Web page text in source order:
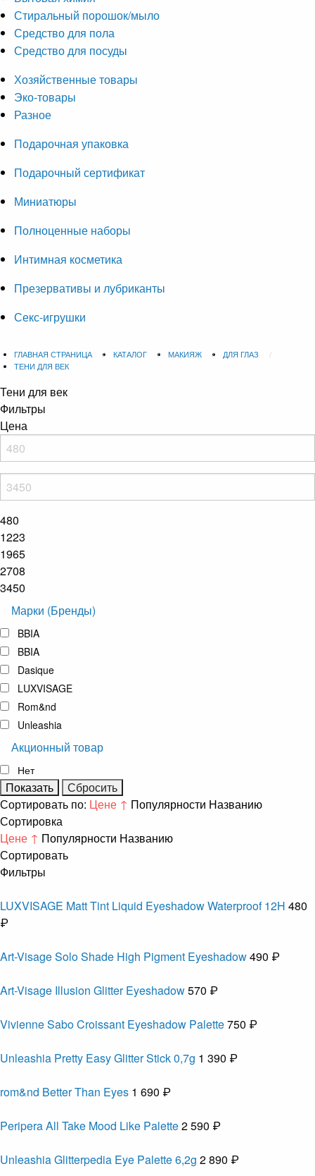
Стиральный порошок/мыло
Средство для пола
Средство для посуды
Хозяйственные товары
Эко-товары
Разное
Подарочная упаковка
Подарочный сертификат
Миниатюры
Полноценные наборы
Интимная косметика
Презервативы и лубриканты
Секс-игрушки
ГЛАВНАЯ СТРАНИЦА КАТАЛОГ МАКИЯЖ
ДЛЯ ГЛАЗ
ТЕНИ ДЛЯ ВЕК
Тени для век
Фильтры
Цена
480
1223
1965
2708
3450
Марки (Бренды)
BBIA
BBIA
Dasique
LUXVISAGE
Rom&nd
Unleashia
Акционный товар
Нет
Сортировать по: Цене ↑ Популярности Названию
Сортировка
Цене ↑ Популярности Названию
Сортировать
Фильтры
LUXVISAGE Matt Tint Liquid Eyeshadow Waterproof 12H 480
₽
Art-Visage Solo Shade High Pigment Eyeshadow490 ₽
Art-Visage Illusion Glitter Eyeshadow570 ₽
Vivienne Sabo Croissant Eyeshadow Palette750 ₽
Unleashia Pretty Easy Glitter Stick 0,7g 1 390 ₽
rom&nd Better Than Eyes 1 690 ₽
Peripera All Take Mood Like Palette2 590 ₽
Unleashia Glitterpedia Eye Palette 6,2g 2 890 ₽